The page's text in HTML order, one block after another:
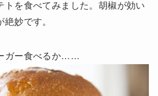
トを食べてみました。胡椒が効い
妙です。
ガー食べるか……